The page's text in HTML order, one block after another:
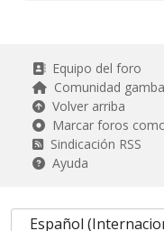
Equipo del foro
Comunidad
Volver arriba
Marcar foros
Sindicación RSS
Ayuda